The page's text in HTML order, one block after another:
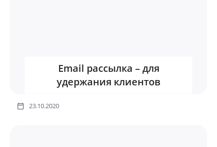
Email рассылка – для
удержания клиентов
23.10.2020